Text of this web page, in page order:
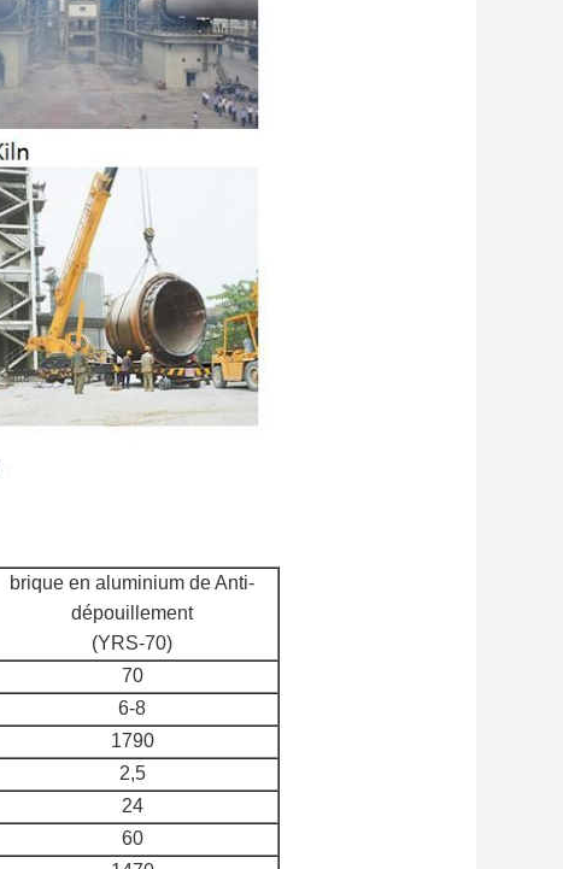
brique en aluminium de Anti-
dépouillement
(YRS-70)
70
6-8
1790
2,5
24
60